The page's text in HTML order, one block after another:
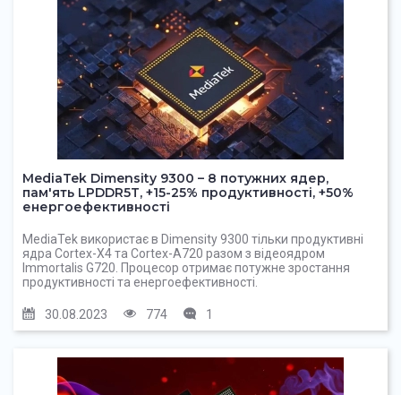
MediaTek Dimensity 9300 – 8 потужних ядер,
пам'ять LPDDR5T, +15-25% продуктивності, +50%
енергоефективності
MediaTek використає в Dimensity 9300 тільки продуктивні
ядра Cortex-X4 та Cortex-A720 разом з відеоядром
Immortalis G720. Процесор отримає потужне зростання
продуктивності та енергоефективності.
30.08.2023 774 1